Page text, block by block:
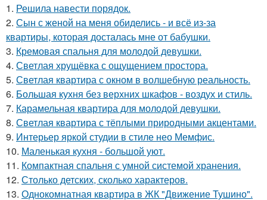
1. Решила навести порядок.
2. Сын с женой на меня обиделись - и всё из-за
квартиры, которая досталась мне от бабушки.
3. Кремовая спальня для молодой девушки.
4. Светлая хрущёвка с ощущением простора.
5. Светлая квартира с окном в волшебную реальность.
6. Большая кухня без верхних шкафов - воздух и стиль.
7. Карамельная квартира для молодой девушки.
8. Светлая квартира с тёплыми природными акцентами.
9. Интерьер яркой студии в стиле нео Мемфис.
10. Маленькая кухня - большой уют.
11. Компактная спальня с умной системой хранения.
12. Столько детских, сколько характеров.
13. Однокомнатная квартира в ЖК "Движение Тушино".